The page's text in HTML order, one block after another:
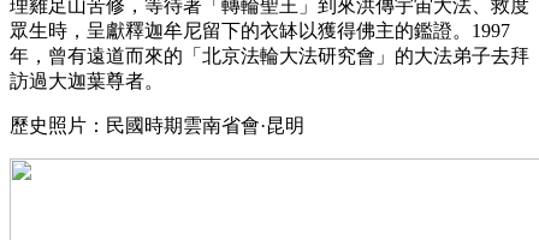
理雞足山苦修，等待著「轉輪聖王」到來洪傳宇宙大法、救度
眾生時，呈獻釋迦牟尼留下的衣缽以獲得佛主的鑑證。1997
年，曾有遠道而來的「北京法輪大法研究會」的大法弟子去拜
訪過大迦葉尊者。
歷史照片：民國時期雲南省會·昆明